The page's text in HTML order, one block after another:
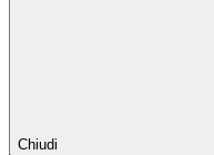
Chiudi